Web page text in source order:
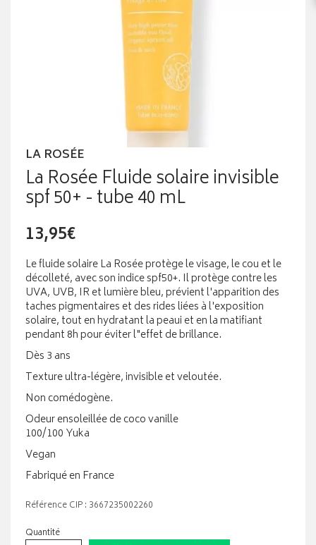
LA ROSÉE
La Rosée Fluide solaire invisible
spf 50+ - tube 40 mL
13,95€
Le fluide solaire La Rosée protège le visage, le cou et le
décolleté, avec son indice spf50+. Il protège contre les
UVA, UVB, IR et lumière bleu, prévient l'apparition des
taches pigmentaires et des rides liées à l'exposition
solaire, tout en hydratant la peaui et en la matifiant
pendant 8h pour éviter l"effet de brillance.
Dès 3 ans
Texture ultra-légère, invisible et veloutée.
Non comédogène.
Odeur ensoleillée de coco vanille
100/100 Yuka
Vegan
Fabriqué en France
Référence CIP : 3667235002260
Quantité